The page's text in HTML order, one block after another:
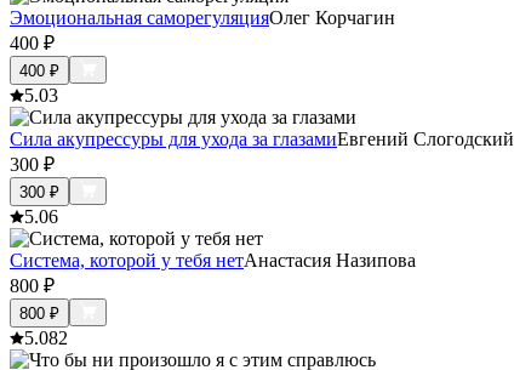
Эмоциональная саморегуляцияОлег Корчагин
400 ₽
400 ₽
5.03
Сила акупрессуры для ухода за глазамиЕвгений Слогодский
300 ₽
300 ₽
5.06
Система, которой у тебя нетАнастасия Назипова
800 ₽
800 ₽
5.082